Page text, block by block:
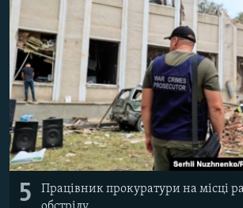
5
Працівник прокуратури на місці